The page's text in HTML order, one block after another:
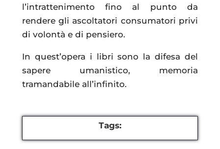
l’intrattenimento fino al punto da
rendere gli ascoltatori consumatori privi
di volontà e di pensiero.
In quest’opera i libri sono la difesa del
sapere umanistico, memoria
tramandabile all’infinito.
Tags: